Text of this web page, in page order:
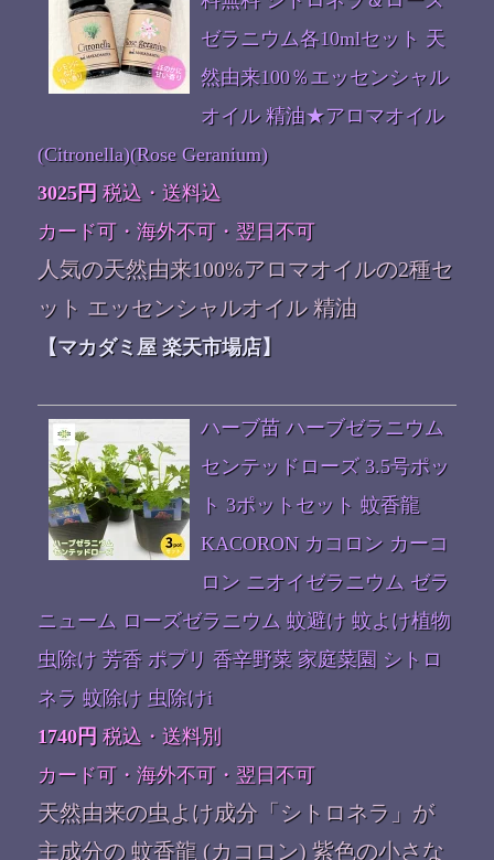
ゼラニウム各10mlセット 天
然由来100％エッセンシャル
オイル 精油★アロマオイル
(Citronella)(Rose Geranium)
3025円 税込・送料込
カード可・海外不可・翌日不可
人気の天然由来100%アロマオイルの2種セ
ット エッセンシャルオイル 精油
【マカダミ屋 楽天市場店】
ハーブ苗 ハーブゼラニウム
センテッドローズ 3.5号ポッ
ト 3ポットセット 蚊香龍
KACORON カコロン カーコ
ロン ニオイゼラニウム ゼラ
ニューム ローズゼラニウム 蚊避け 蚊よけ植物
虫除け 芳香 ポプリ 香辛野菜 家庭菜園 シトロ
ネラ 蚊除け 虫除けi
1740円 税込・送料別
カード可・海外不可・翌日不可
天然由来の虫よけ成分「シトロネラ」が
主成分の 蚊香龍 (カコロン) 紫色の小さな